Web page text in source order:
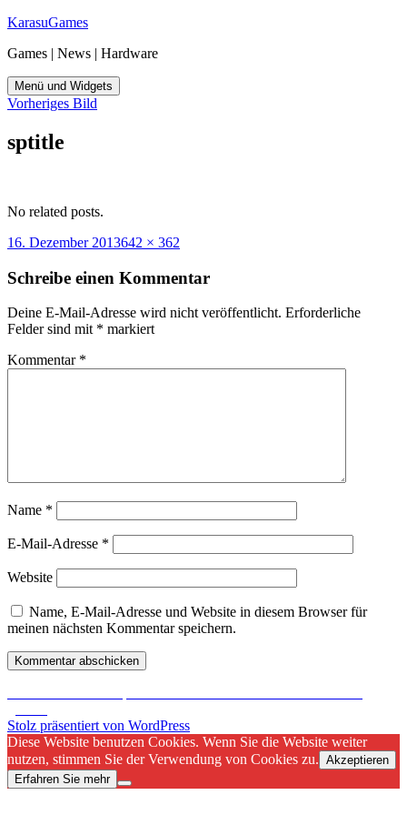
Zum
springen
KarasuGames
Games | News | Hardware
Menü und Widgets
Vorheriges Bild
sptitle
No related posts.
Veröffentlicht
16. Dezember 2013Originalgröße
642 × 362
Schreibe einen Kommentar
Deine E-Mail-Adresse wird nicht veröffentlicht. Erforderliche
Felder sind mit * markiert
Kommentar *
Name *
E-Mail-Adresse *
Website
Name, E-Mail-Adresse und Website in diesem Browser für
meinen nächsten Kommentar speichern.
Beitragsnavigation
Stolz präsentiert von WordPress
Diese Website benutzen Cookies. Wenn Sie die Website weiter
nutzen, stimmen Sie der Verwendung von Cookies zu. Akzeptieren
Erfahren Sie mehr